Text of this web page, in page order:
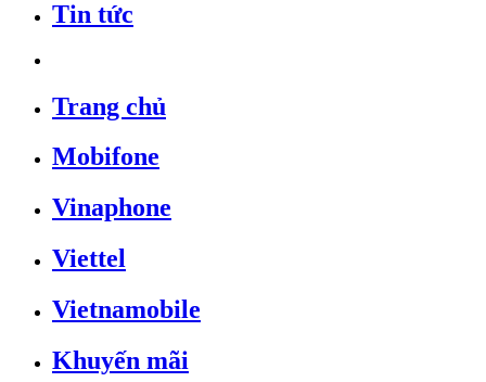
Tin tức
Trang chủ
Mobifone
Vinaphone
Viettel
Vietnamobile
Khuyến mãi